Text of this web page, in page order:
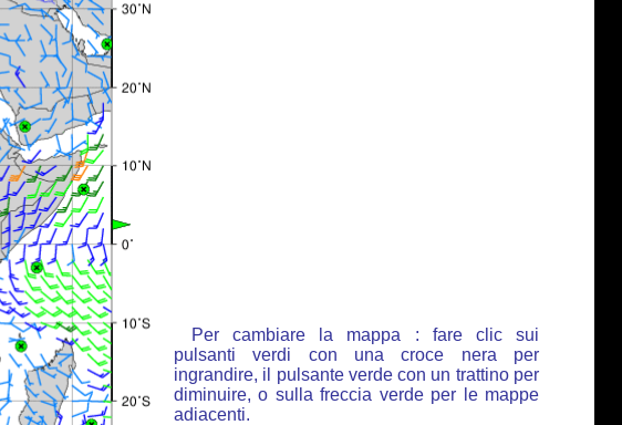
Per cambiare la mappa : fare clic sui
pulsanti verdi con una croce nera per
ingrandire, il pulsante verde con un trattino per
diminuire, o sulla freccia verde per le mappe
adiacenti.